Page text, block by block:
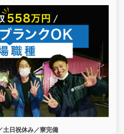
土日祝休み／寮完備